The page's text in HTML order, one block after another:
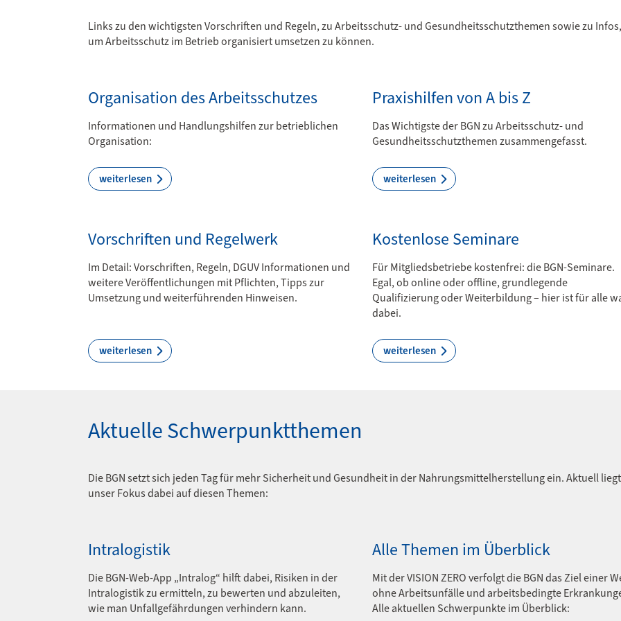
Links zu den wichtigsten Vorschriften und Regeln, zu Arbeitsschutz- und Gesundheitsschutzthemen sowie zu Infos,
um Arbeitsschutz im Betrieb organisiert umsetzen zu können.
Organisation des Arbeitsschutzes
Informationen und Handlungshilfen zur betrieblichen
Organisation:
weiterlesen
Praxishilfen von A bis Z
Das Wichtigste der BGN zu Arbeitsschutz- und
Gesundheitsschutzthemen zusammengefasst.
weiterlesen
Vorschriften und Regelwerk
Im Detail: Vorschriften, Regeln, DGUV Informationen und
weitere Veröffentlichungen mit Pflichten, Tipps zur
Umsetzung und weiterführenden Hinweisen.
weiterlesen
Kostenlose Seminare
Für Mitgliedsbetriebe kostenfrei: die BGN-Seminare.
Egal, ob online oder offline, grundlegende
Qualifizierung oder Weiterbildung – hier ist für alle
dabei.
weiterlesen
Aktuelle Schwerpunktthemen
Die BGN setzt sich jeden Tag für mehr Sicherheit und Gesundheit in der Nahrungsmittelherstellung ein. Aktuell liegt
unser Fokus dabei auf diesen Themen:
Intralogistik
Die BGN-Web-App „Intralog“ hilft dabei, Risiken in der
Intralogistik zu ermitteln, zu bewerten und abzuleiten,
wie man Unfallgefährdungen verhindern kann.
Alle Themen im Überblick
Mit der VISION ZERO verfolgt die BGN das Ziel einer
ohne Arbeitsunfälle und arbeitsbedingte
Alle aktuellen Schwerpunkte im Überblick: